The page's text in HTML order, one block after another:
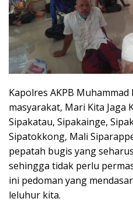
Kapolres AKPB
masyarakat, Mari Kita Jaga
Sipakatau, Sipakainge,
Sipatokkong, Mali
pepatah bugis yang
sehingga tidak perlu
ini pedoman yang
leluhur kita.